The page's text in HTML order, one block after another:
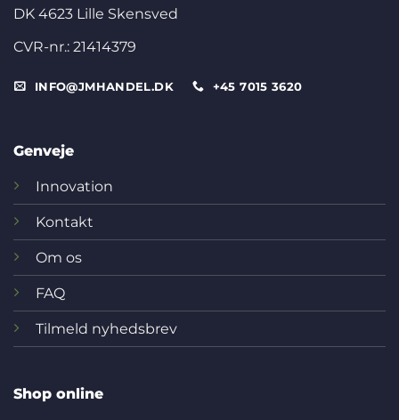
DK 4623 Lille Skensved
CVR-nr.: 21414379
INFO@JMHANDEL.DK +45 7015 3620
Genveje
Innovation
Kontakt
Om os
FAQ
Tilmeld nyhedsbrev
Shop online